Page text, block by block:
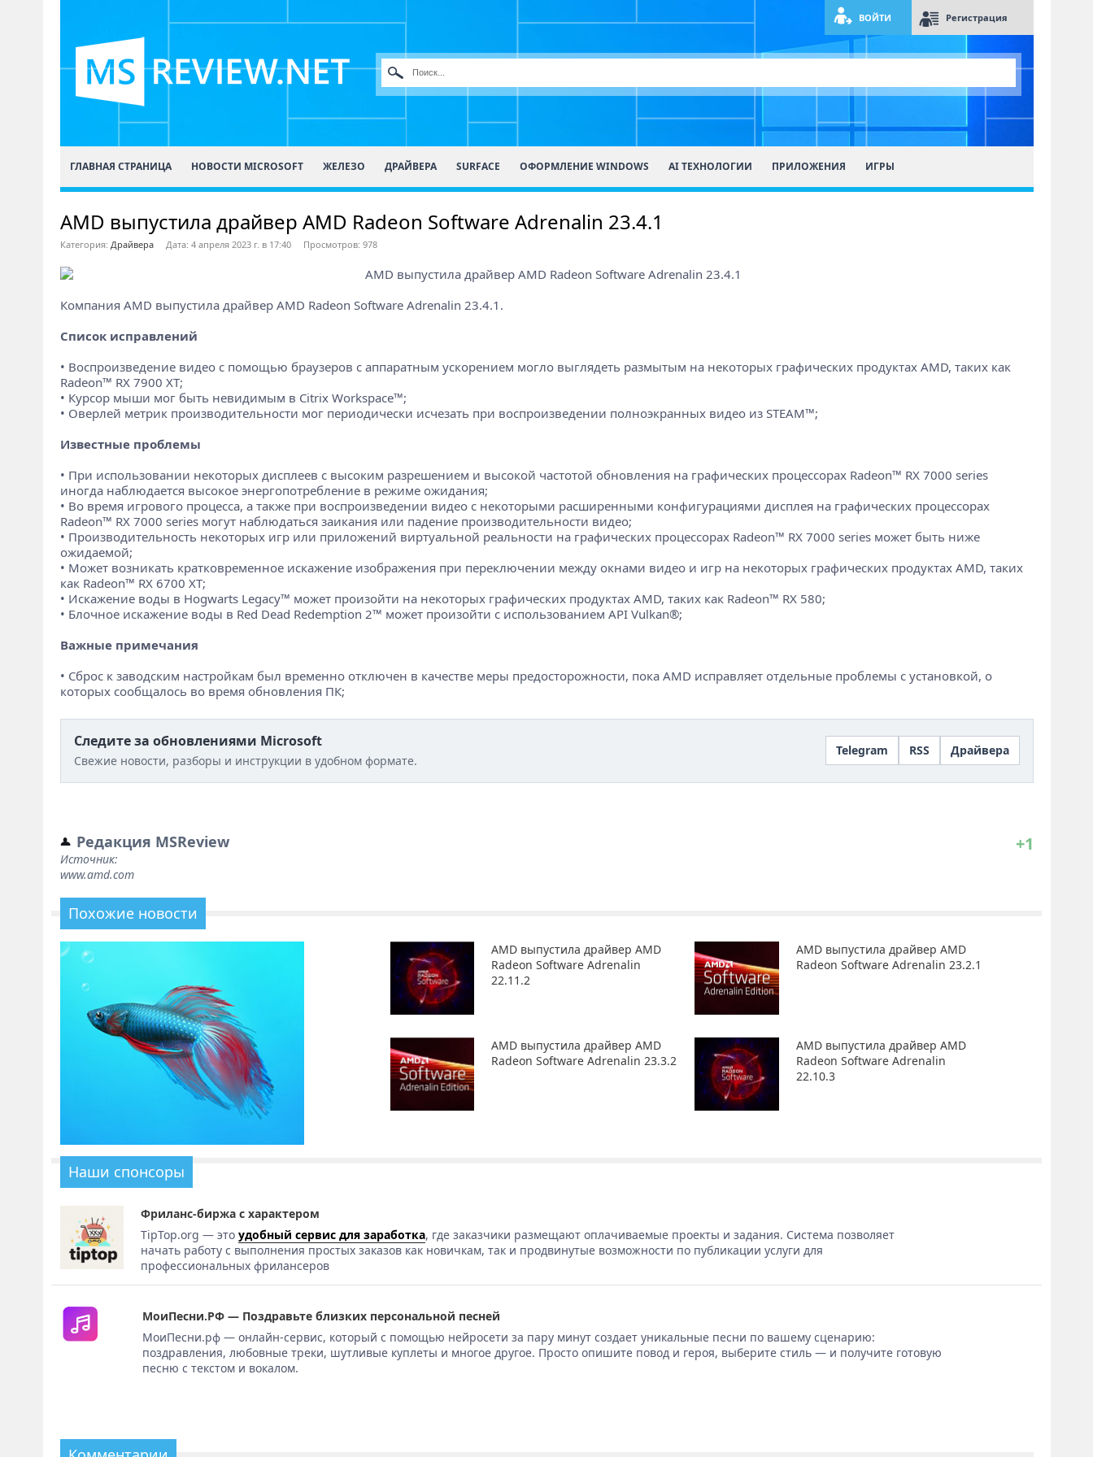
ВОЙТИ Регистрация
ГЛАВНАЯ СТРАНИЦА НОВОСТИ MICROSOFT ЖЕЛЕЗО ДРАЙВЕРА SURFACE ОФОРМЛЕНИЕ WINDOWS AI ТЕХНОЛОГИИ ПРИЛОЖЕНИЯ ИГРЫ
AMD выпустила драйвер AMD Radeon Software Adrenalin 23.4.1
Категория: Драйвера Дата: 4 апреля 2023 г. в 17:40 Просмотров: 978
Компания AMD выпустила драйвер AMD Radeon Software Adrenalin 23.4.1.
Список исправлений
• Воспроизведение видео с помощью браузеров с аппаратным ускорением могло выглядеть размытым на некоторых графических продуктах AMD, таких как
Radeon™ RX 7900 XT;
• Курсор мыши мог быть невидимым в Citrix Workspace™;
• Оверлей метрик производительности мог периодически исчезать при воспроизведении полноэкранных видео из STEAM™;
Известные проблемы
• При использовании некоторых дисплеев с высоким разрешением и высокой частотой обновления на графических процессорах Radeon™ RX 7000 series
иногда наблюдается высокое энергопотребление в режиме ожидания;
• Во время игрового процесса, а также при воспроизведении видео с некоторыми расширенными конфигурациями дисплея на графических процессорах
Radeon™ RX 7000 series могут наблюдаться заикания или падение производительности видео;
• Производительность некоторых игр или приложений виртуальной реальности на графических процессорах Radeon™ RX 7000 series может быть ниже
ожидаемой;
• Может возникать кратковременное искажение изображения при переключении между окнами видео и игр на некоторых графических продуктах AMD, таких
как Radeon™ RX 6700 XT;
• Искажение воды в Hogwarts Legacy™ может произойти на некоторых графических продуктах AMD, таких как Radeon™ RX 580;
• Блочное искажение воды в Red Dead Redemption 2™ может произойти с использованием API Vulkan®;
Важные примечания
• Сброс к заводским настройкам был временно отключен в качестве меры предосторожности, пока AMD исправляет отдельные проблемы с установкой, о
которых сообщалось во время обновления ПК;
Следите за обновлениями Microsoft
Свежие новости, разборы и инструкции в удобном формате.
Telegram RSS Драйвера
Редакция MSReview
Источник:
www.amd.com
+1
Похожие новости
AMD выпустила драйвер AMD
Radeon Software Adrenalin
22.11.2
AMD выпустила драйвер AMD
Radeon Software Adrenalin 23.2.1
AMD выпустила драйвер AMD
Radeon Software Adrenalin 23.3.2
AMD выпустила драйвер AMD
Radeon Software Adrenalin
22.10.3
Наши спонсоры
Фриланс-биржа с характером
TipTop.org — этоудобный сервис для заработка, где заказчики размещают оплачиваемые проекты и задания. Система позволяет
начать работу с выполнения простых заказов как новичкам, так и продвинутые возможности по публикации услуги для
профессиональных фрилансеров
МоиПесни.РФ — Поздравьте близких персональной песней
МоиПесни.рф — онлайн-сервис, который с помощью нейросети за пару минут создает уникальные песни по вашему сценарию:
поздравления, любовные треки, шутливые куплеты и многое другое. Просто опишите повод и героя, выберите стиль — и получите готовую
песню с текстом и вокалом.